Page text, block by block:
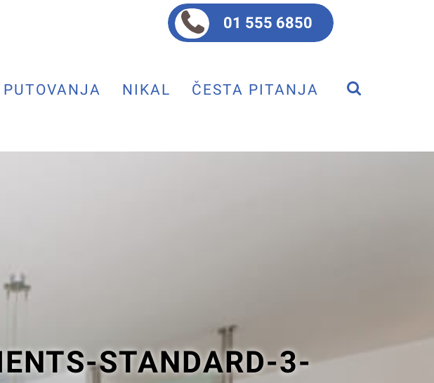
01 555 6850
PUTOVANJA NIKAL ČESTA PITANJA
STANDARD-3-